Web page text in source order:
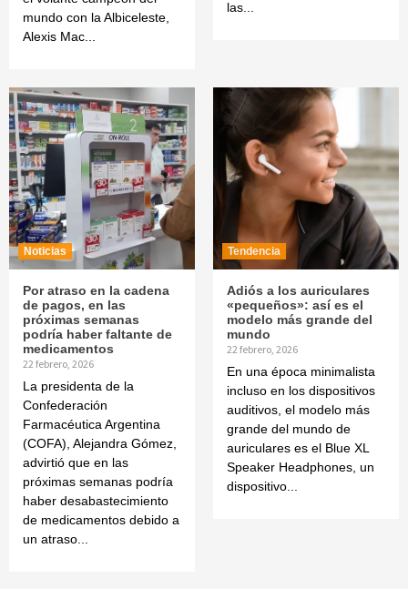
mundo con la Albiceleste,
Alexis Mac...
las...
Noticias
Por atraso en la cadena
de pagos, en las
próximas semanas
podría haber faltante de
medicamentos
22 febrero, 2026
La presidenta de la
Confederación
Farmacéutica Argentina
(COFA), Alejandra Gómez,
advirtió que en las
próximas semanas podría
haber desabastecimiento
de medicamentos debido a
un atraso...
Tendencia
Adiós a los auriculares
«pequeños»: así es el
modelo más grande del
mundo
22 febrero, 2026
En una época minimalista
incluso en los dispositivos
auditivos, el modelo más
grande del mundo de
auriculares es el Blue XL
Speaker Headphones, un
dispositivo...